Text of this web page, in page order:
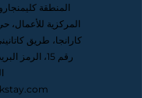
المنطقة
المركزية للأعمال،
كارانجا، طريق
رقم 15، الرمز البريدي 25115 تنزانيا